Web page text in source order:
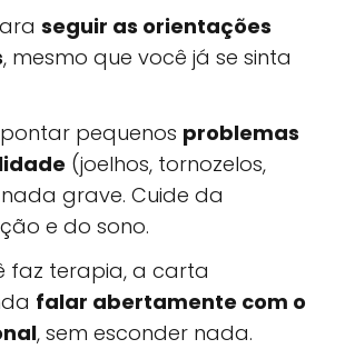
seguir as orientações
, mesmo que você já se sinta
pequenos problemas
(joelhos, tornozelos,
grave. Cuide da
e do sono.
faz terapia, a carta
falar abertamente com o
, sem esconder nada.